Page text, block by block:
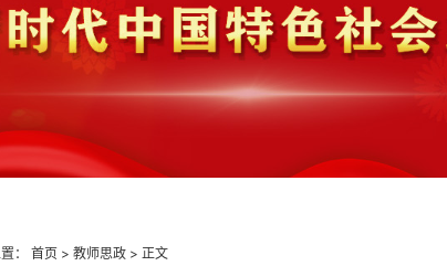
置：首页 >教师思政 > 正文